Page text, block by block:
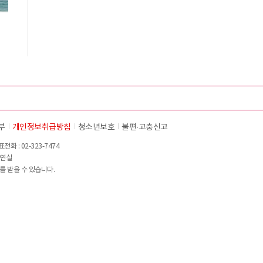
개인정보취급방침 청소년보호 불편∙고충신고
전화 : 02-323-7474
실
받을 수 있습니다.